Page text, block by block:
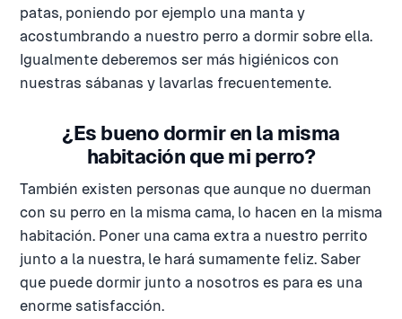
patas, poniendo por ejemplo una manta y
acostumbrando a nuestro perro a dormir sobre ella.
Igualmente deberemos ser más higiénicos con
nuestras sábanas y lavarlas frecuentemente.
¿Es bueno dormir en la misma
habitación que mi perro?
También existen personas que aunque no duerman
con su perro en la misma cama, lo hacen en la misma
habitación. Poner una cama extra a nuestro perrito
junto a la nuestra, le hará sumamente feliz. Saber
que puede dormir junto a nosotros es para es una
enorme satisfacción.